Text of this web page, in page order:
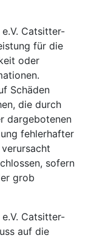
Catsitter-
für die
oder
Schäden
die durch
dargebotenen
fehlerhafter
sofern
grob
Catsitter-
auf die